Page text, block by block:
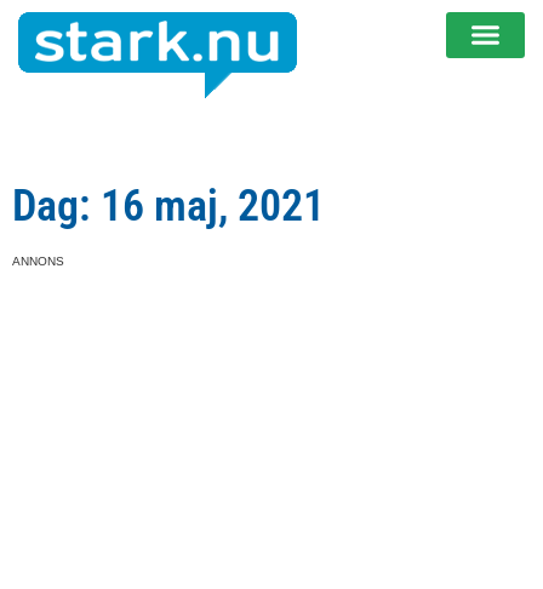
Dag: 16 maj, 2021
ANNONS